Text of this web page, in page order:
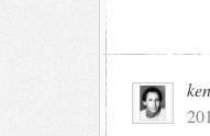
ken